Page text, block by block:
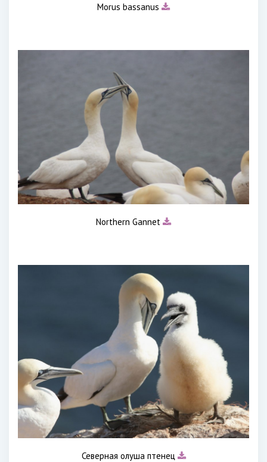
Morus bassanus
Northern Gannet
Северная олуша птенец